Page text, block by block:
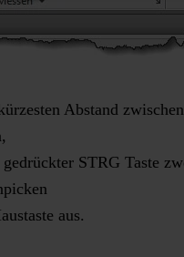
Abstand
STRG Taste
aus.